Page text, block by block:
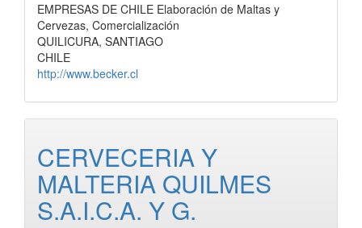
EMPRESAS DE CHILE Elaboración de Maltas y
Cervezas, Comercialización
QUILICURA, SANTIAGO
CHILE
http://www.becker.cl
CERVECERIA Y
MALTERIA QUILMES
S.A.I.C.A. Y G.